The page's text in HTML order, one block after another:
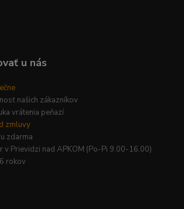
u nás
našich zákazníkov
vrátenia peňazí
zmluvy
zdarma
v Prievidzi nad APKOM (Po-Pi 9.00-16.00)
rokov